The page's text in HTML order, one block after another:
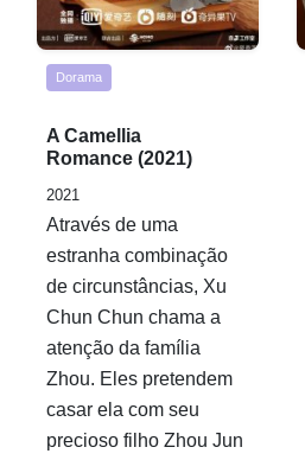
Dorama
0,0
of
A Camellia
Romance (2021)
2021
Através de uma
estranha combinação
de circunstâncias, Xu
Chun Chun chama a
atenção da família
Zhou. Eles pretendem
casar ela com seu
precioso filho Zhou Jun